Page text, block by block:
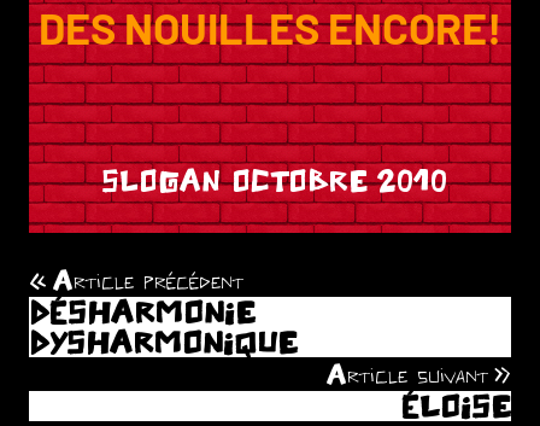
DES NOUILLES ENCORE!
SLOGAN OCTOBRE 2010
Navigation
de
l’article
Article précédent
DÉSHARMONIE
DYSHARMONIQUE
Article suivant
ÉLOISE